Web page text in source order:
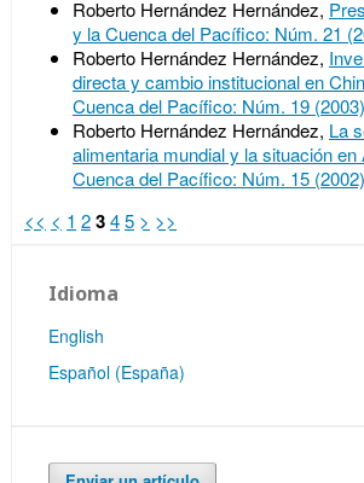
Roberto Hernández Hernández,
y la Cuenca del Pacífico: Núm. 21
Roberto Hernández Hernández,
directa y cambio institucional en
Cuenca del Pacífico: Núm. 19
Roberto Hernández Hernández, La
alimentaria mundial y la situación en
Cuenca del Pacífico: Núm. 15
<< < 1 2345 > >>
Idioma
English
Español (España)